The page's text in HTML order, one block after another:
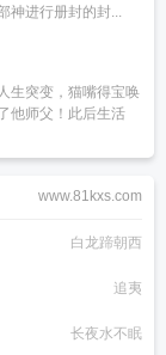
神进行册封的封...
生突变，猫嘴得宝唤
他师父！此后生活
www.81kxs.com
白龙蹄朝西
追夷
长夜水不眠